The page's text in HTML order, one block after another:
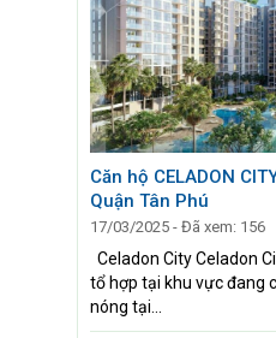
Căn hộ CELADON
Quận Tân Phú
17/03/2025 - Đã xem: 156
Celadon City Celadon
tổ hợp tại khu vực đang
nóng tại...